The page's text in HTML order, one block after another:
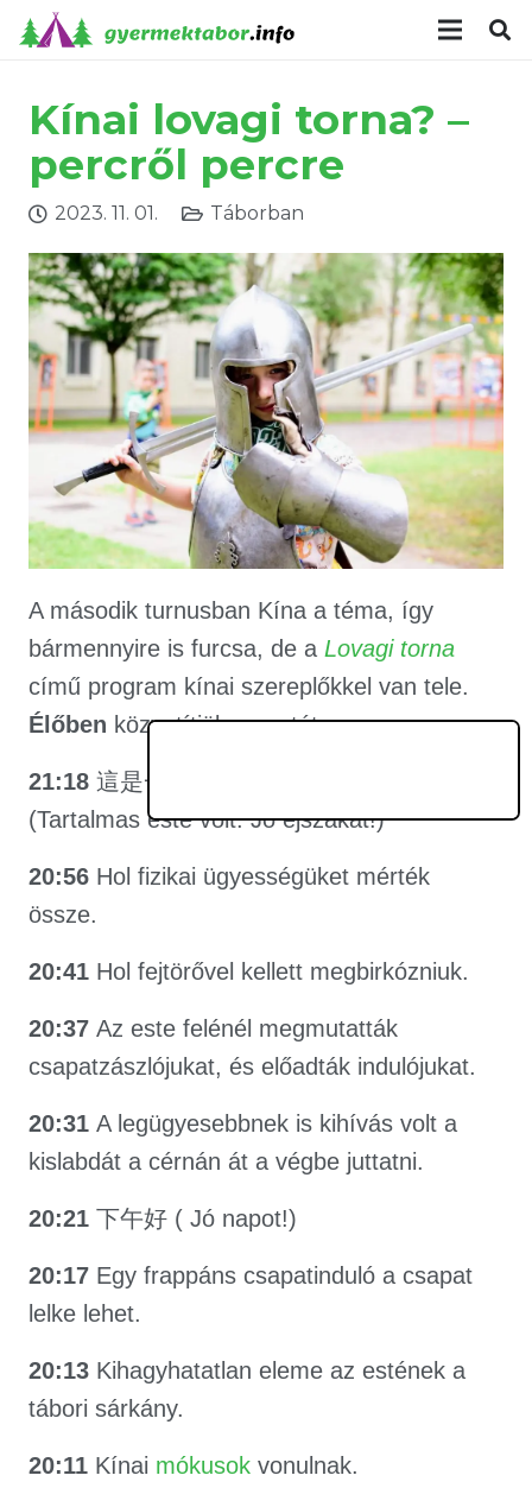
Kínai lovagi torna? –
percről percre
2023. 11. 01. Táborban
A második turnusban Kína a téma, így
bármennyire is furcsa, de a Lovagi torna
című program kínai szereplőkkel van tele.
Élőben közvetítjük az estét.
21:18 這是一個有意義的夜晚。晚安! –
(Tartalmas este volt. Jó éjszakát!)
20:56 Hol fizikai ügyességüket mérték
össze.
20:41 Hol fejtörővel kellett megbirkózniuk.
20:37 Az este felénél megmutatták
csapatzászlójukat, és előadták indulójukat.
20:31 A legügyesebbnek is kihívás volt a
kislabdát a cérnán át a végbe juttatni.
20:21 下午好 ( Jó napot!)
20:17 Egy frappáns csapatinduló a csapat
lelke lehet.
20:13 Kihagyhatatlan eleme az estének a
tábori sárkány.
20:11 Kínai mókusok vonulnak.